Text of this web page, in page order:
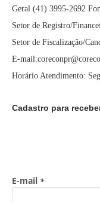
Geral (41) 3995-2692
Setor de Registro/
Setor de Fiscalização/
E-
Horário Atendimento:
Cadastro para